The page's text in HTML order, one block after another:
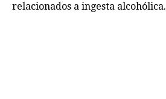
relacionados a ingesta alcohólica.